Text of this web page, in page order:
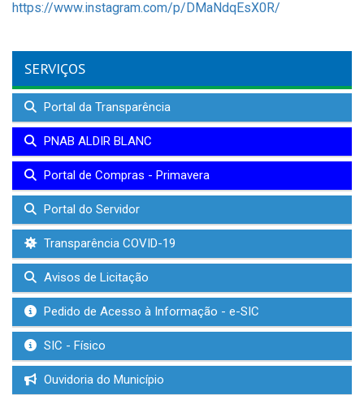
https://www.instagram.com/p/DMaNdqEsX0R/
SERVIÇOS
Portal da Transparência
PNAB ALDIR BLANC
Portal de Compras - Primavera
Portal do Servidor
Transparência COVID-19
Avisos de Licitação
Pedido de Acesso à Informação - e-SIC
SIC - Físico
Ouvidoria do Município